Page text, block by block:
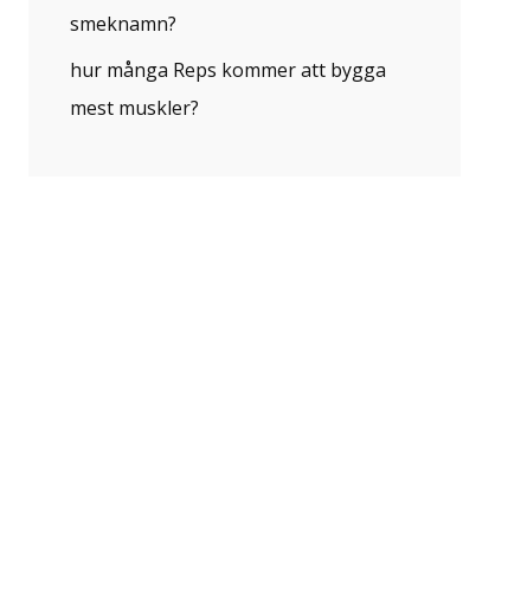
smeknamn?
hur många Reps kommer att bygga
mest muskler?